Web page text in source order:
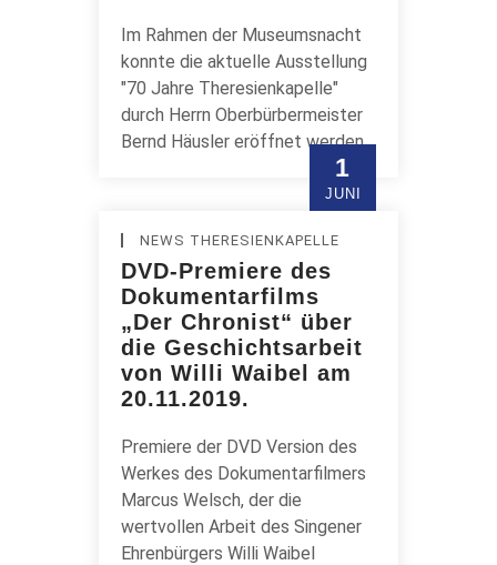
Im Rahmen der Museumsnacht
konnte die aktuelle Ausstellung
"70 Jahre Theresienkapelle"
durch Herrn Oberbürbermeister
Bernd Häusler eröffnet werden.
1
JUNI
NEWS THERESIENKAPELLE
DVD-Premiere des
Dokumentarfilms
„Der Chronist“ über
die Geschichtsarbeit
von Willi Waibel am
20.11.2019.
Premiere der DVD Version des
Werkes des Dokumentarfilmers
Marcus Welsch, der die
wertvollen Arbeit des Singener
Ehrenbürgers Willi Waibel